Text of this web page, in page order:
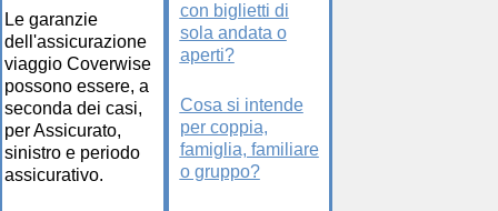
Le garanzie
dell'assicurazione
viaggio Coverwise
possono essere, a
seconda dei casi,
per Assicurato,
sinistro e periodo
assicurativo.
con biglietti di
sola andata o
aperti?
Cosa si intende
per coppia,
famiglia, familiare
o gruppo?